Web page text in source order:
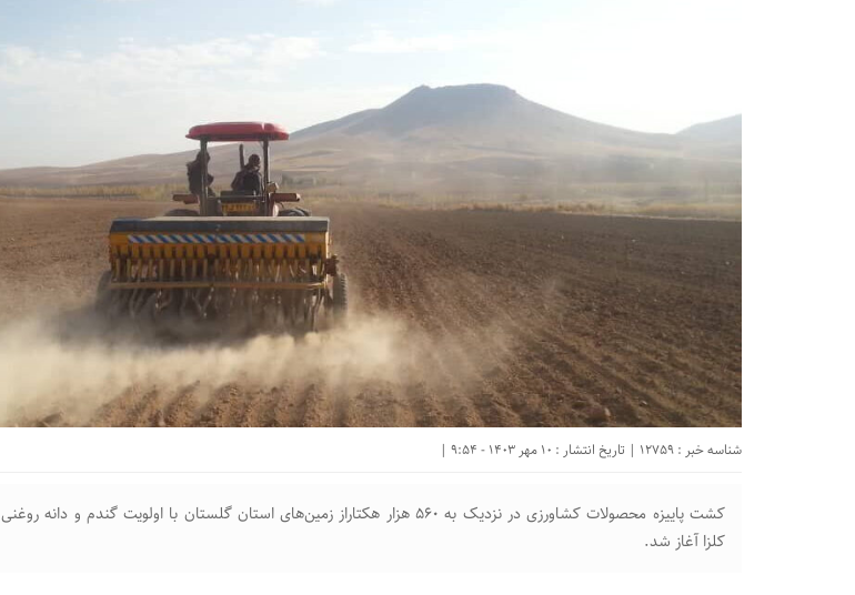
شناسه خبر : 12759 | تاریخ انتشار : 10 مهر 1403 - 9:54 |
کشت پاییزه محصولات کشاورزی در نزدیک به ۵۶۰ هزار هکتاراز زمین‌های استان گلستان با اولویت گندم و دانه روغنی
کلزا آغاز شد.